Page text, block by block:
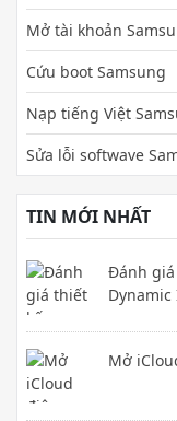
Mở tài khoản
Cứu boot Samsung
Nạp tiếng Việt
Sửa lỗi softwave
TIN MỚI NHẤT
Đánh
Mở